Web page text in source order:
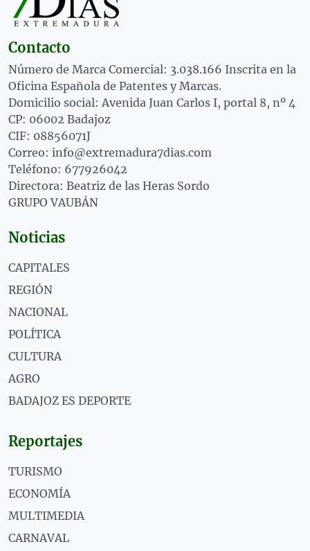
Contacto
Número de Marca Comercial: 3.038.166 Inscrita en la
Oficina Española de Patentes y Marcas.
Domicilio social: Avenida Juan Carlos I, portal 8, nº 4
CP: 06002 Badajoz
CIF: 08856071J
Correo: info@extremadura7dias.com
Teléfono: 677926042
Directora: Beatriz de las Heras Sordo
GRUPO VAUBÁN
Noticias
CAPITALES
REGIÓN
NACIONAL
POLÍTICA
CULTURA
AGRO
BADAJOZ ES DEPORTE
Reportajes
TURISMO
ECONOMÍA
MULTIMEDIA
CARNAVAL